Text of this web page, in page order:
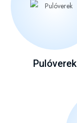
Pulóverek